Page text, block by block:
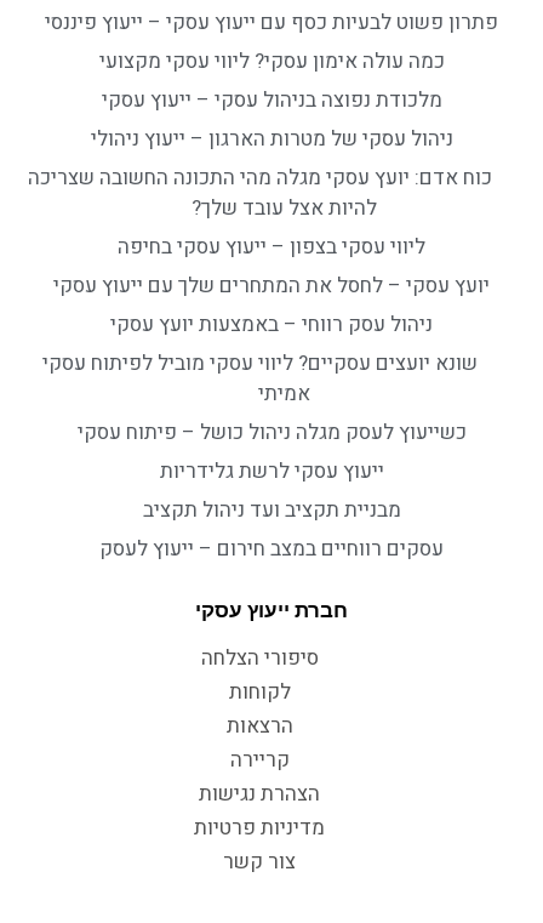
פתרון פשוט לבעיות כסף עם ייעוץ עסקי – ייעוץ פיננסי
כמה עולה אימון עסקי? ליווי עסקי מקצועי
מלכודת נפוצה בניהול עסקי – ייעוץ עסקי
ניהול עסקי של מטרות הארגון – ייעוץ ניהולי
כוח אדם: יועץ עסקי מגלה מהי התכונה החשובה שצריכה
להיות אצל עובד שלך?
ליווי עסקי בצפון – ייעוץ עסקי בחיפה
יועץ עסקי – לחסל את המתחרים שלך עם ייעוץ עסקי
ניהול עסק רווחי – באמצעות יועץ עסקי
שונא יועצים עסקיים? ליווי עסקי מוביל לפיתוח עסקי
אמיתי
כשייעוץ לעסק מגלה ניהול כושל – פיתוח עסקי
ייעוץ עסקי לרשת גלידריות
מבניית תקציב ועד ניהול תקציב
עסקים רווחיים במצב חירום – ייעוץ לעסק
חברת ייעוץ עסקי
סיפורי הצלחה
לקוחות
הרצאות
קריירה
הצהרת נגישות
מדיניות פרטיות
צור קשר